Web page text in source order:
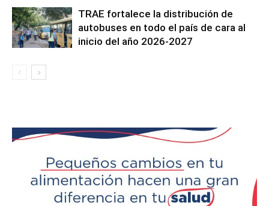
TRAE fortalece la distribución de
autobuses en todo el país de cara al
inicio del año 2026-2027